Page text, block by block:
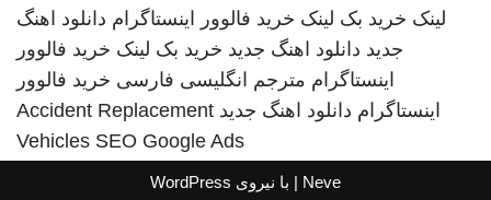
لینک خرید بک لینک خرید فالوور اینستاگرام دانلود اهنگ
جدید دانلود اهنگ جدید خرید بک لینک خرید فالوور
اینستاگرام مترجم انگلیسی فارسی خرید فالوور
اینستاگرام دانلود اهنگ جدید Accident Replacement
Vehicles SEO Google Ads
Neve | با نیروی WordPress